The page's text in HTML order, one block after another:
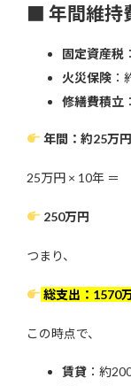
■ 年間維持
固定資産税
火災保険 ：
修繕費積立
年間：約25万円
25万円 × 10年 ＝
250万円
つまり、
総支出：1570
この時点で、
賃貸 ：約